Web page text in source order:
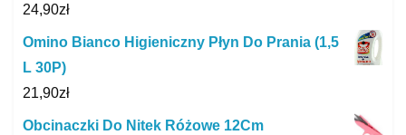
24,90zł
Omino Bianco Higieniczny Płyn Do Prania (1,5
L 30P)
21,90zł
Obcinaczki Do Nitek Różowe 12Cm